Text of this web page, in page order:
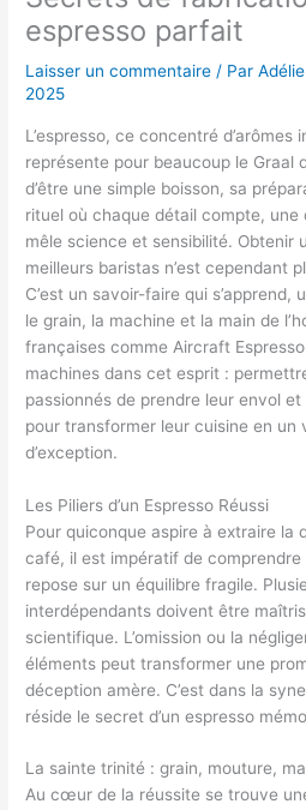
espresso parfait
Laisser un commentaire / Par
2025
L’espresso, ce concentré d’arômes
représente pour beaucoup le Graal
d’être une simple boisson, sa
rituel où chaque détail compte,
mêle science et sensibilité. Obtenir
meilleurs baristas n’est cependant
C’est un savoir-faire qui s’apprend,
le grain, la machine et la main de
françaises comme Aircraft
machines dans cet esprit :
passionnés de prendre leur envol
pour transformer leur cuisine en
d’exception.
Les Piliers d’un Espresso Réussi
Pour quiconque aspire à extraire la
café, il est impératif de
repose sur un équilibre fragile.
interdépendants doivent être
scientifique. L’omission ou la
éléments peut transformer une
déception amère. C’est dans la
réside le secret d’un espresso
La sainte trinité : grain, mouture,
Au cœur de la réussite se trouve